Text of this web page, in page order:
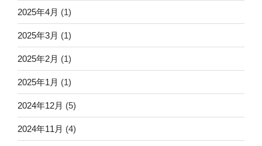
2025年4月 (1)
2025年3月 (1)
2025年2月 (1)
2025年1月 (1)
2024年12月 (5)
2024年11月 (4)